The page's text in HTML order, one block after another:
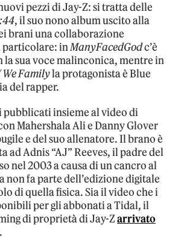
pezzi di Jay-Z: si tratta delle
, il suo nono album uscito alla
brani una collaborazione
particolare: inManyFacedGodc’è
la sua voce malinconica, mentre in
We Familyla protagonista è Blue
del rapper.
pubblicati insieme al video di
Mahershala Ali e Danny Glover
e del suo allenatore. Il brano è
ad Adnis “AJ” Reeves, il padre del
nel 2003 a causa di un cancro al
non fa parte dell’edizione digitale
di quella fisica. Sia il video che i
per gli abbonati a Tidal, il
di proprietà di Jay-Zarrivato